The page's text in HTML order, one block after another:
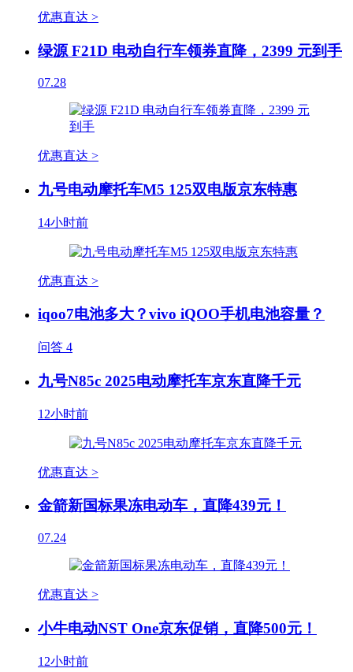
优惠直达 >
绿源 F21D 电动自行车领券直降，2399 元到手
07.28
优惠直达 >
九号电动摩托车M5 125双电版京东特惠
14小时前
优惠直达 >
iqoo7电池多大？vivo iQOO手机电池容量？
问答 4
九号N85c 2025电动摩托车京东直降千元
12小时前
优惠直达 >
金箭新国标果冻电动车，直降439元！
07.24
优惠直达 >
小牛电动NST One京东促销，直降500元！
12小时前